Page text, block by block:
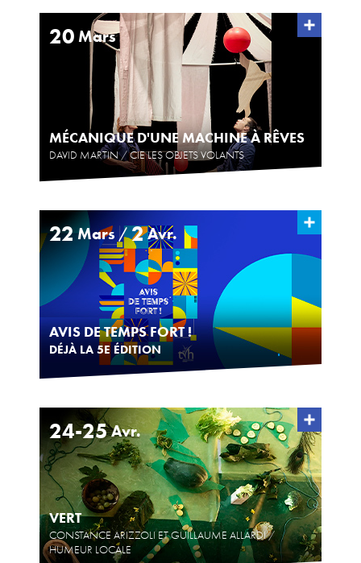
20 Mars
MÉCANIQUE D'UNE MACHINE À RÊVES
DAVID MARTIN / CIE LES OBJETS VOLANTS
22Mars /2Avr.
AVIS DE TEMPS FORT !
DÉJÀ LA 5E ÉDITION
24-25Avr.
VERT
CONSTANCE ARIZZOLI ET GUILLAUME ALLARDI /
HUMEUR LOCALE